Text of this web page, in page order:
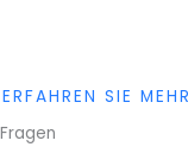
ERFAHREN SIE MEHR